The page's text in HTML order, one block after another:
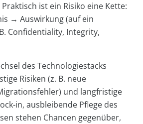
ist ein Risiko eine Kette:
→ Auswirkung (auf ein
Confidentiality, Integrity,
des Technologiestacks
Risiken (z. B. neue
und langfristige
in, ausbleibende Pflege des
stehen Chancen gegenüber,